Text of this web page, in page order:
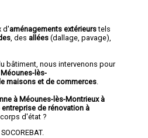
d'aménagements extérieurstels
, des allées (dallage, pavage),
bâtiment, nous intervenons pour
lès-
maisons et de commerces
à Méounes-lès-Montrieux à
entreprise de rénovation à
d'état ?